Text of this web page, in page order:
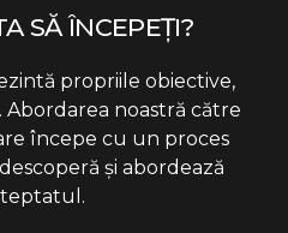
SĂ ÎNCEPEȚI?
propriile obiective,
noastră către
începe cu un proces
și abordează